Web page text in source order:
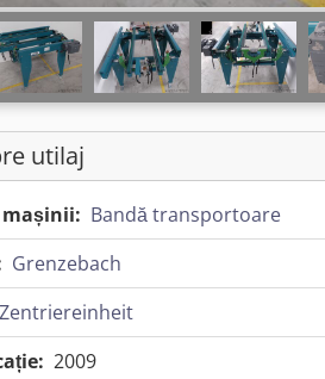
utilaj
Bandă transportoare
Grenzebach
2009